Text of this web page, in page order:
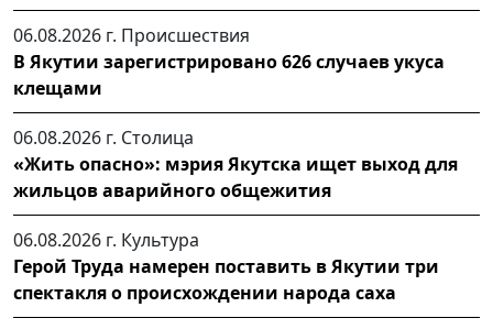
06.08.2026 г. Происшествия
В Якутии зарегистрировано 626 случаев укуса
клещами
06.08.2026 г. Столица
«Жить опасно»: мэрия Якутска ищет выход для
жильцов аварийного общежития
06.08.2026 г. Культура
Герой Труда намерен поставить в Якутии три
спектакля о происхождении народа саха